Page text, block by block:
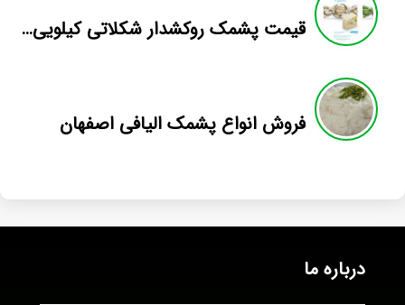
قیمت پشمک روکشدار شکلاتی کیلویی طعم دار
فروش انواع پشمک الیافی اصفهان
درباره ما